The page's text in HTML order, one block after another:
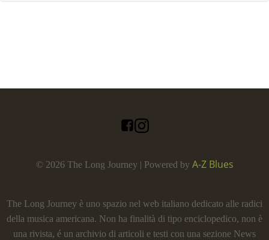
© 2026 The Long Journey | Powered by A-Z Blues
The Long Journey è uno spazio nel web italiano dedicato alle radici
della musica americana. Non ha finalità di tipo enciclopedico, non è
una rivista, é un archivio di articoli e testi con una sezione News